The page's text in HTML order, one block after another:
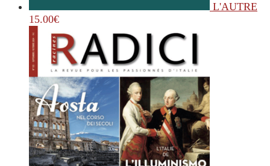
L'AUTRE
15.00€